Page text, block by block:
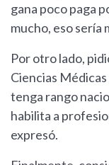
gana poco paga
mucho, eso sería
Por otro lado,
Ciencias
tenga rango
habilita a
expresó.